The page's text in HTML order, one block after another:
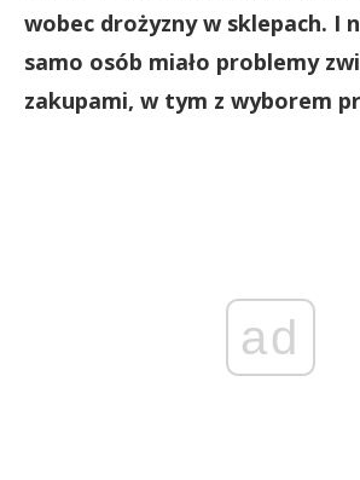
wobec drożyzny w sklepach. I
samo osób miało problemy
zakupami, w tym z wyborem
ad